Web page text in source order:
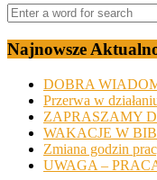
Najnowsze
DOBRA
Przerwa w
ZAPRASZAMY
WAKACJE W
Zmiana godzin
UWAGA –